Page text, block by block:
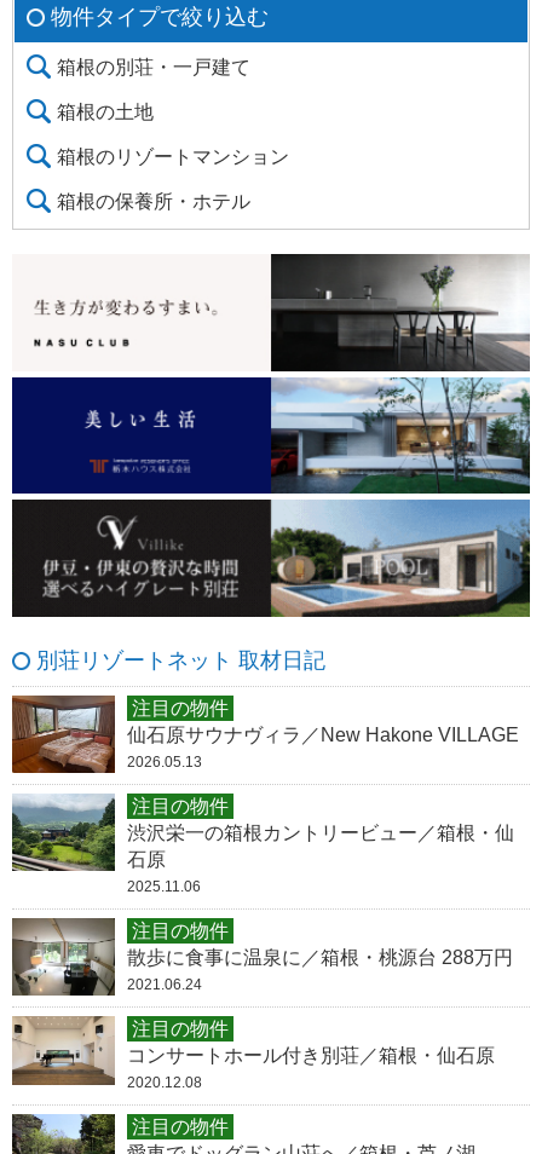
物件タイプで絞り込む
箱根の別荘・一戸建て
箱根の土地
箱根のリゾートマンション
箱根の保養所・ホテル
別荘リゾートネット 取材日記
注目の物件
仙石原サウナヴィラ／New Hakone VILLAGE
2026.05.13
注目の物件
渋沢栄一の箱根カントリービュー／箱根・仙
石原
2025.11.06
注目の物件
散歩に食事に温泉に／箱根・桃源台 288万円
2021.06.24
注目の物件
コンサートホール付き別荘／箱根・仙石原
2020.12.08
注目の物件